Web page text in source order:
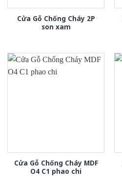
Cửa Gỗ Chống Cháy 2P
son xam
Cửa Gỗ Chống Cháy MDF
O4 C1 phao chi